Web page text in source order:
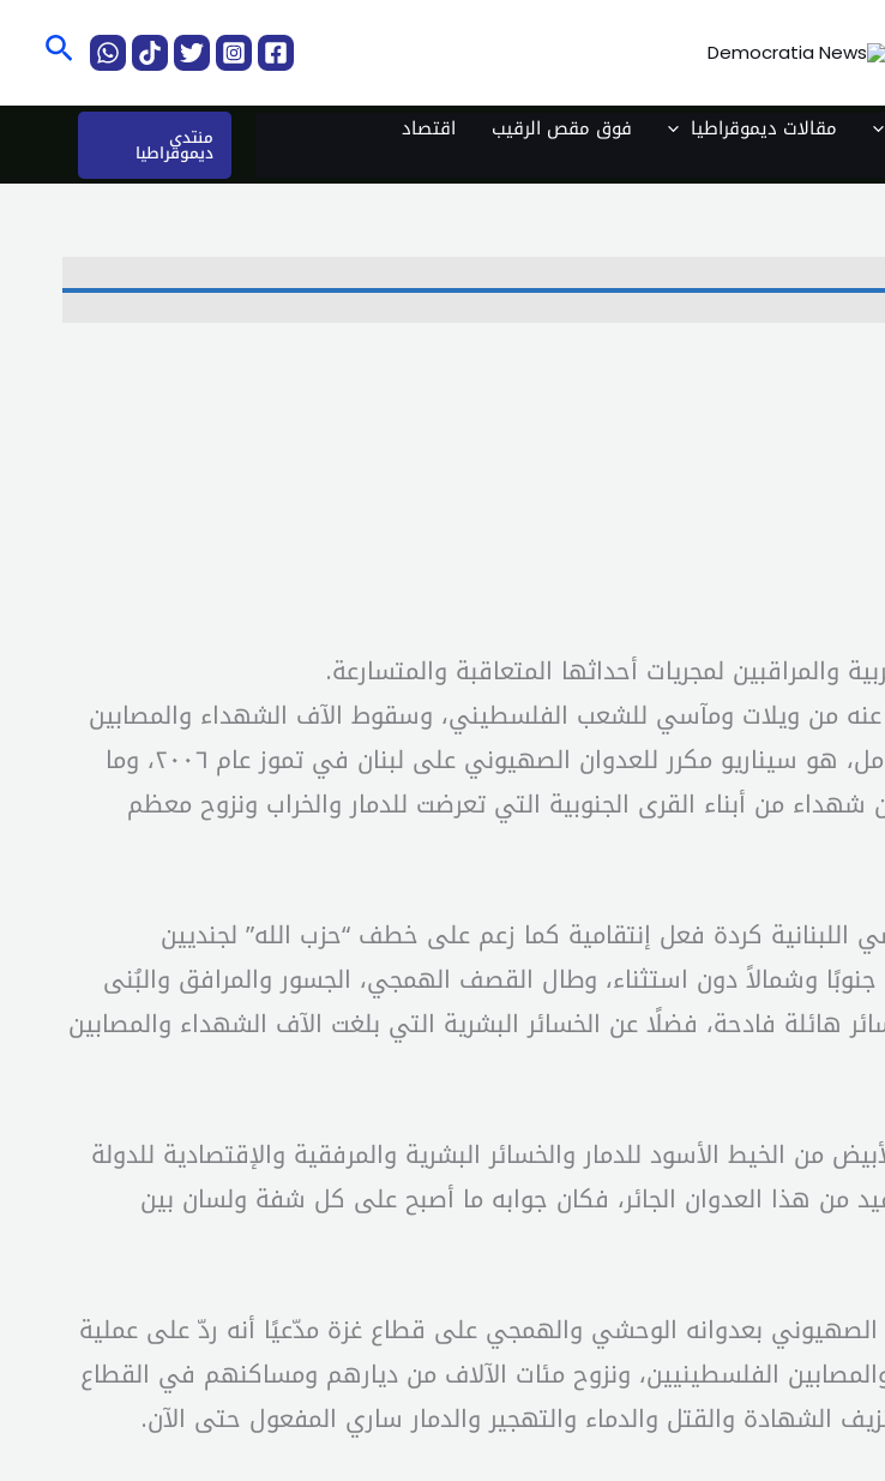
مقالات ديموقراطيا فوق مقص الرقيب
اقتصاد
منتدى
ديموقراطيا
لمجريات أحداثها المتعاقبة والمتسارعة.
من ويلات ومآسي للشعب الفلسطيني، وسقوط الآف الشهداء والمصابين
والمعاقين، وما نتج عنه من تهجير لأبناء القطاع بعد تدمير شبه كامل، هو سيناريو مكرر للعدوان الصهيوني على لبنان في تموز عام ٢٠٠٦، وما
شهداء من أبناء القرى الجنوبية التي تعرضت للدمار والخراب ونزوح معظم
الأراضي اللبنانية كردة فعل إنتقامية كما زعم على خطف “حزب الله” لجنديين
وشمالاً دون استثناء، وطال القصف الهمجي، الجسور والمرافق والبُنى
هائلة فادحة، فضلًا عن الخسائر البشرية التي بلغت الآف الشهداء والمصابين
من الخيط الأسود للدمار والخسائر البشرية والمرفقية والإقتصادية للدولة
من هذا العدوان الجائر، فكان جوابه ما أصبح على كل شفة ولسان بين
حيث قام العدو الصهيوني بعدوانه الوحشي والهمجي على قطاع غزة مدّعيًا أنه ردّ على عملية
الفلسطينيين، ونزوح مئات الآلاف من ديارهم ومساكنهم في القطاع
الشهادة والقتل والدماء والتهجير والدمار ساري المفعول حتى الآن.